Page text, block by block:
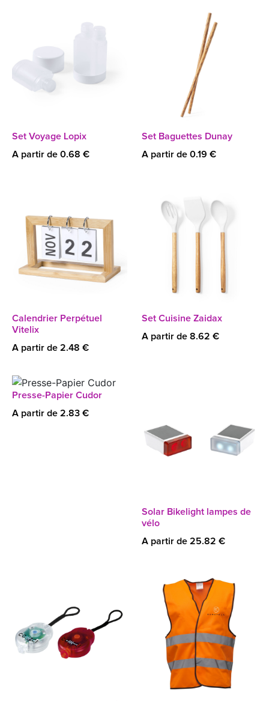
Set Voyage Lopix
A partir de 0.68 €
Set Baguettes Dunay
A partir de 0.19 €
Calendrier Perpétuel
Vitelix
A partir de 2.48 €
Set Cuisine Zaidax
A partir de 8.62 €
Presse-Papier Cudor
A partir de 2.83 €
Solar Bikelight lampes de
vélo
A partir de 25.82 €